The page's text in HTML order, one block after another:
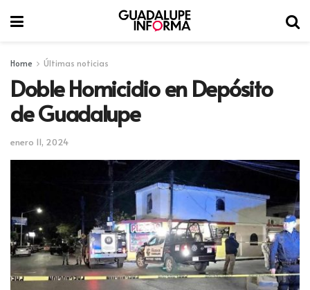
Home Últimas noticias
Doble Homicidio en Depósito
de Guadalupe
enero 11, 2024